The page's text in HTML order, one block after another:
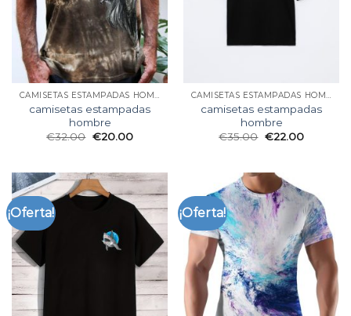
CAMISETAS ESTAMPADAS HOMBRE
camisetas estampadas
hombre
€32.00 €20.00
CAMISETAS ESTAMPADAS HOMBRE
camisetas estampadas
hombre
€35.00 €22.00
¡Oferta! ¡Oferta!